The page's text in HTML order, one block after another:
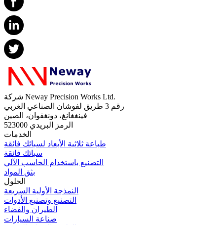
شركة Neway Precision Works Ltd.
رقم 3 طريق لفوشان الصناعي الغربي
فينغغانغ، دونغقوان، الصين
الرمز البريدي 523000
الخدمات
طباعة ثلاثية الأبعاد لسبائك فائقة
سبائك فائقة
التصنيع باستخدام الحاسب الآلي
بثق المواد
الحلول
النمذجة الأولية السريعة
التصنيع وتصنيع الأدوات
الطيران والفضاء
صناعة السيارات